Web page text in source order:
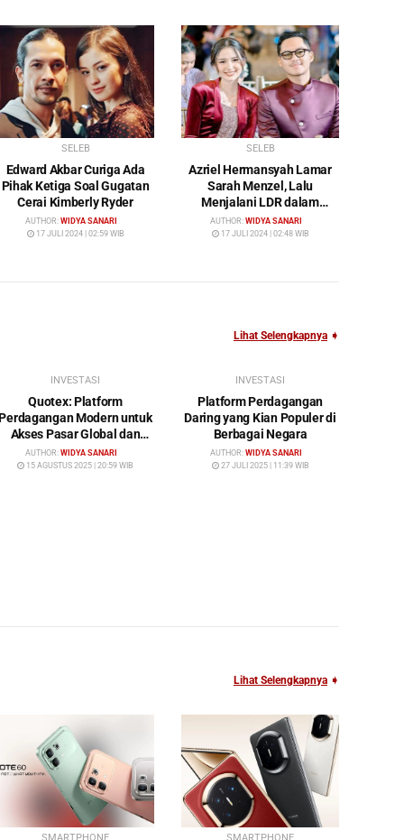
SELEB
Edward Akbar Curiga Ada
Pihak Ketiga Soal Gugatan
Cerai Kimberly Ryder
AUTHOR: WIDYA SANARI
17 JULI 2024 | 02:59 WIB
SELEB
Azriel Hermansyah Lamar
Sarah Menzel, Lalu
Menjalani LDR dalam
Waktu yang Cukup Lama
AUTHOR: WIDYA SANARI
17 JULI 2024 | 02:48 WIB
Lihat Selengkapnya ➧
INVESTASI
Quotex: Platform
Modern untuk
Akses Pasar Global dan
Investasi Cerdas
AUTHOR: WIDYA SANARI
15 AGUSTUS 2025 | 20:59 WIB
INVESTASI
Platform Perdagangan
Daring yang Kian Populer di
Berbagai Negara
AUTHOR: WIDYA SANARI
27 JULI 2025 | 11:39 WIB
Lihat Selengkapnya ➧